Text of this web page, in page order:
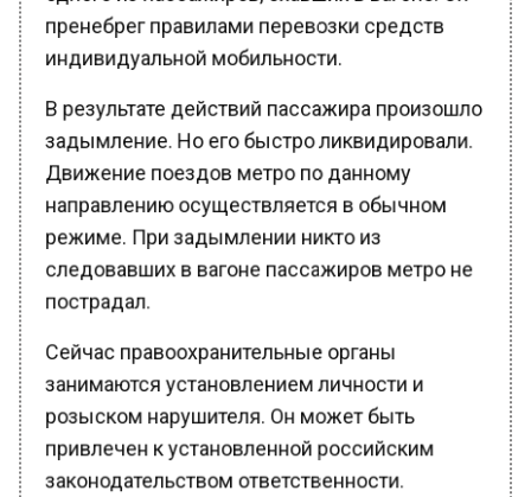
пренебрег правилами перевозки средств
индивидуальной мобильности.
В результате действий пассажира произошло
задымление. Но его быстро ликвидировали.
Движение поездов метро по данному
направлению осуществляется в обычном
режиме. При задымлении никто из
следовавших в вагоне пассажиров метро не
пострадал.
Сейчас правоохранительные органы
занимаются установлением личности и
розыском нарушителя. Он может быть
привлечен к установленной российским
законодательством ответственности.